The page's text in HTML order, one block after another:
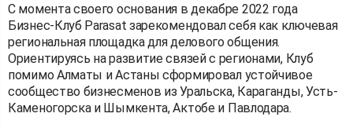
С момента своего основания в декабре 2022 года
Бизнес-Клуб Parasat зарекомендовал себя как ключевая
региональная площадка для делового общения.
Ориентируясь на развитие связей с регионами, Клуб
помимо Алматы и Астаны сформировал устойчивое
сообщество бизнесменов из Уральска, Караганды, Усть-
Каменогорска и Шымкента, Актобе и Павлодара.